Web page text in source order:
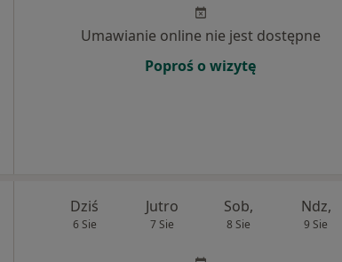
Umawianie online nie jest dostępne
Poproś o wizytę
Dziś
6 Sie
Jutro
7 Sie
Sob,
8 Sie
Ndz,
9 Sie